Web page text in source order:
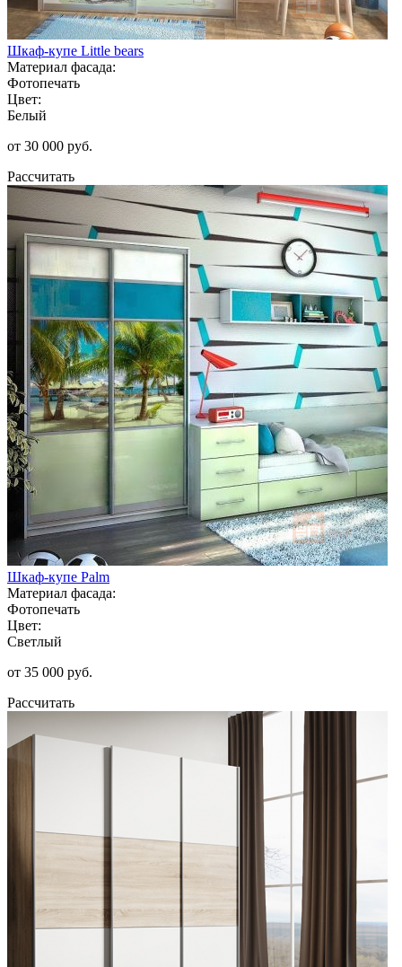
Шкаф-купе Little bears
Материал фасада:
Фотопечать
Цвет:
Белый
от 30 000 руб.
Рассчитать
Шкаф-купе Palm
Материал фасада:
Фотопечать
Цвет:
Светлый
от 35 000 руб.
Рассчитать